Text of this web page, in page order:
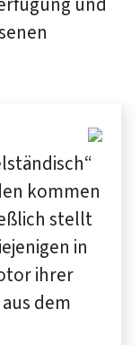
und
kommen
stellt
in
ihrer
dem